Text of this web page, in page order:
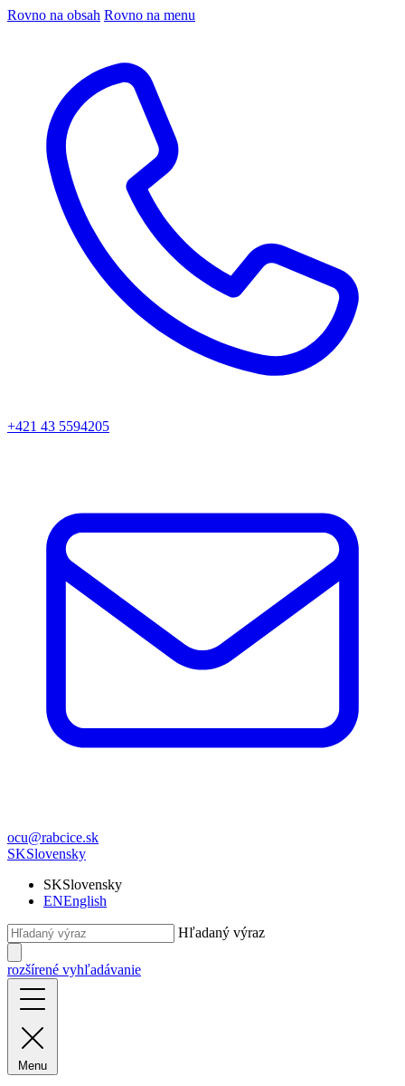
Rovno na obsah Rovno na menu
+421 43 5594205
ocu@rabcice.sk
SKSlovensky
SKSlovensky
ENEnglish
Hľadaný výraz
rozšírené vyhľadávanie
Menu